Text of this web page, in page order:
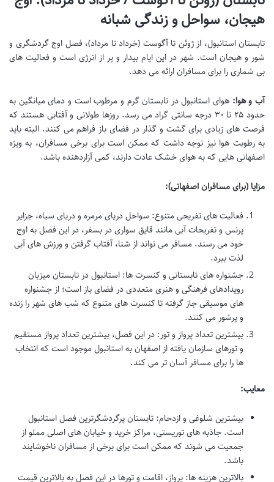
هیجان، سواحل و زندگی شبانه
تابستان استانبول، از ژوئن تا آگوست (خرداد تا مرداد)، فصل اوج گردشگری و
شور و هیجان است. شهر در این ایام بیدار و پر از انرژی است و فعالیت های
بی شماری را برای مسافران ارائه می دهد.
آب و هوا: هوای استانبول در تابستان گرم و مرطوب است و دمای میانگین به
حدود ۲۵ تا ۳۰ درجه سانتی گراد می رسد. روزها طولانی و آفتابی هستند که
فرصت های زیادی برای گشت و گذار در فضای باز فراهم می کنند. البته باید
به رطوبت هوا نیز توجه داشت که ممکن است برای برخی مسافران، به ویژه
اصفهانی هایی که به هوای خشک عادت دارند، کمی آزاردهنده باشد.
مزایا (برای مسافران اصفهانی):
فعالیت های تفریحی متنوع: سواحل دریای مرمره و دریای سیاه، جزایر
پرنس و تفریحات آبی مانند قایق سواری در بسفر، در این فصل به اوج
خود می رسند. مسافر می تواند از شنا، آفتاب گرفتن و ورزش های آبی
لذت ببرد.
جشنواره های تابستانی و کنسرت ها: استانبول در تابستان میزبان
رویدادهای فرهنگی و هنری متعددی در فضای باز است؛ از جشنواره
های موسیقی جاز گرفته تا کنسرت های متنوع که شب های شهر را زنده
و پرشور می کنند.
بیشترین تعداد پرواز و تور: در این فصل، بیشترین تعداد پرواز مستقیم
و تورهای سازمان یافته از اصفهان به استانبول موجود است که انتخاب
ها را برای مسافر آسان تر می کند.
معایب:
بیشترین شلوغی و ازدحام: تابستان پرگردشگرترین فصل استانبول
است. جاذبه های توریستی، مراکز خرید و خیابان های اصلی مملو از
جمعیت می شوند که ممکن است برای برخی از مسافران ناخوشایند
باشد.
بالاترین هزینه ها: پرواز، اقامت و تورها در این فصل به بالاترین قیمت